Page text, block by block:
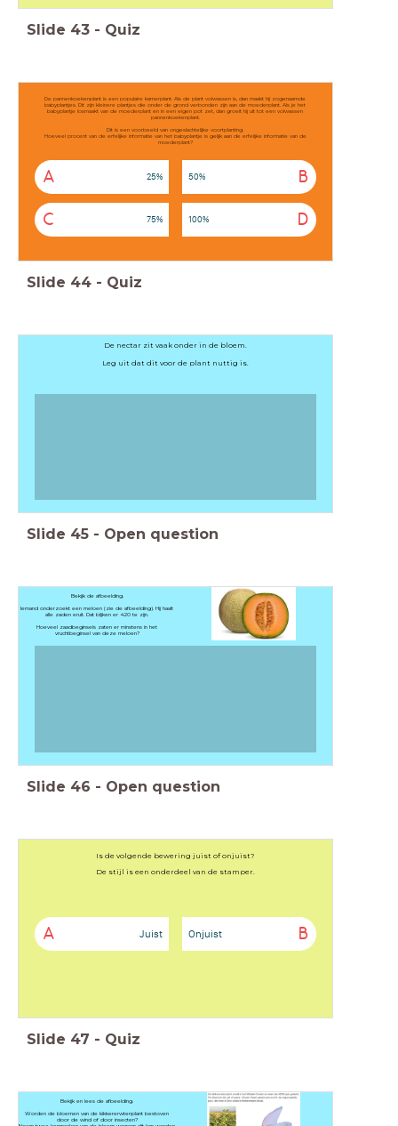
Slide 43 - Quiz
De pannenkoekenplant is een populaire kamerplant. Als de plant volwassen is, dan maakt hij zogenaamde
babyplantjes. Dit zijn kleinere plantjes die onder de grond verbonden zijn aan de moederplant. Als je het
babyplantje losmaakt van de moederplant en in een eigen pot zet, dan groeit hij uit tot een volwassen
pannenkoekenplant.
Dit is een voorbeeld van ongeslachtelijke voortplanting.
Hoeveel procent van de erfelijke informatie van het babyplantje is gelijk aan de erfelijke informatie van de
moederplant?
A 25% B
50%
C 75% D
100%
Slide 44 - Quiz
De nectar zit vaak onder in de bloem.
Leg uit dat dit voor de plant nuttig is.
Slide 45 - Open question
Bekijk de afbeelding.
Iemand onderzoekt een meloen (zie de afbeelding). Hij haalt
alle zaden eruit. Dat blijken er 420 te zijn.
Hoeveel zaadbeginsels zaten er minstens in het
vruchtbeginsel van deze meloen?
Slide 46 - Open question
Is de volgende bewering juist of onjuist?
De stijl is een onderdeel van de stamper.
A Juist B
Onjuist
Slide 47 - Quiz
Bekijk en lees de afbeelding.
Worden de bloemen van de kikkererwtenplant bestoven
door de wind of door insecten?